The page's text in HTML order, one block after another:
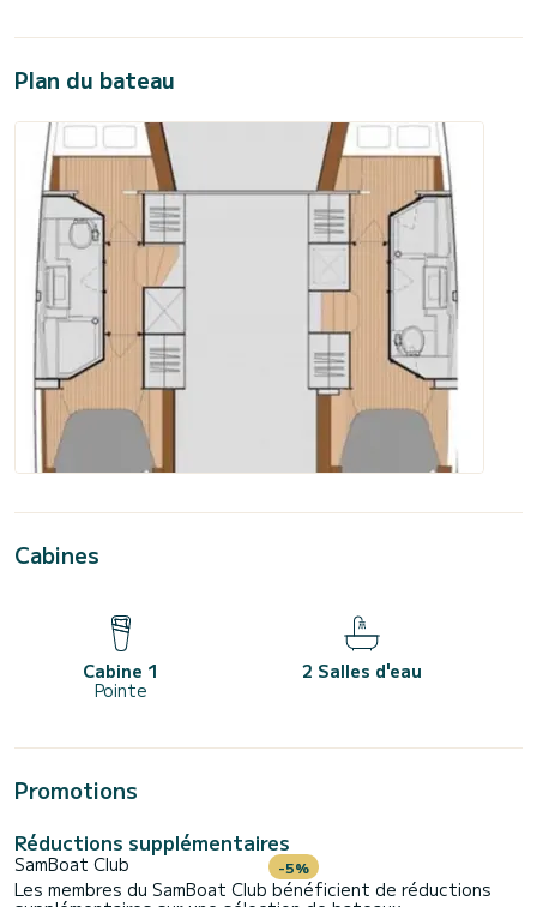
Plan du bateau
Cabines
Cabine 1
Pointe
2 Salles d'eau
Promotions
Réductions supplémentaires
SamBoat Club -5%
Les membres du SamBoat Club bénéficient de réductions